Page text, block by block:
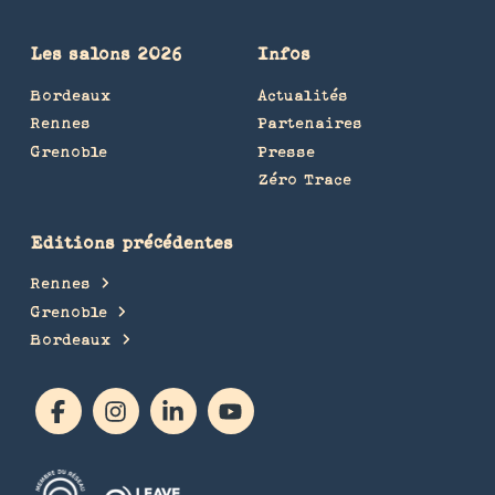
Les salons 2026
Bordeaux
Rennes
Grenoble
Infos
Actualités
Partenaires
Presse
Zéro Trace
Editions précédentes
Rennes
Grenoble
Bordeaux